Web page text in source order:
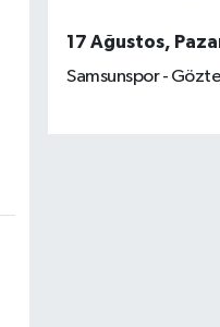
17 Ağustos,
Samsunspor -